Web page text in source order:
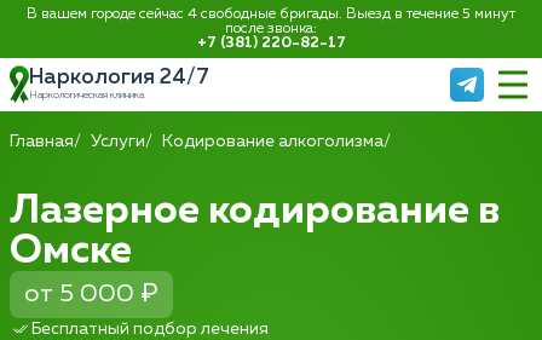
В вашем городе сейчас 4 свободные бригады. Выезд в течение 5 минут
после звонка:
+7 (381) 220-82-17
Наркология 24/7
Наркологическая клиника
Главная Услуги Кодирование алкоголизма
Лазерное кодирование в
Омске
от 5 000 ₽
Бесплатный подбор лечения